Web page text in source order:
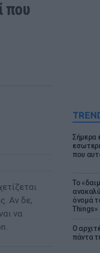
Σήμερα
που
Το
όνομά
Things»
Ο
πάντα
που
Αν δε,
να